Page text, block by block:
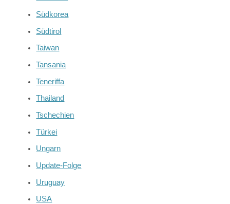
Südkorea
Südtirol
Taiwan
Tansania
Teneriffa
Thailand
Tschechien
Türkei
Ungarn
Update-Folge
Uruguay
USA